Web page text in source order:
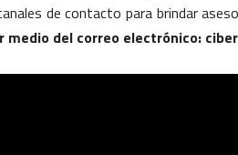
de contacto para brindar
medio del correo electrónico: